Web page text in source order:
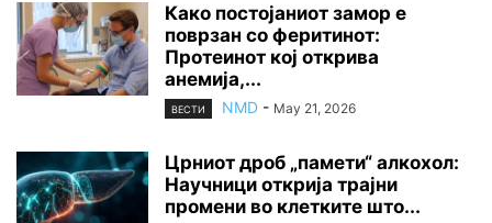
Како постојаниот замор е
поврзан со феритинот:
Протеинот кој открива
анемија,...
ВЕСТИ NMD - May 21, 2026
Црниот дроб „памети“ алкохол:
Научници открија трајни
промени во клетките што...